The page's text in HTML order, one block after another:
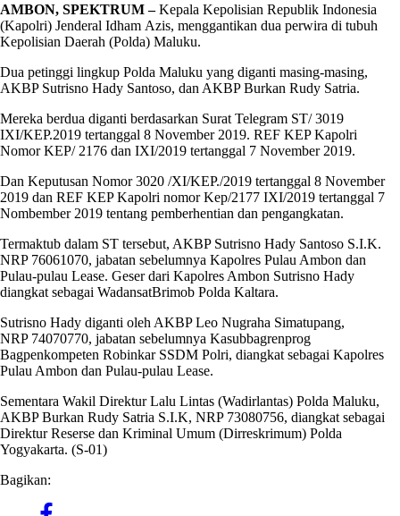
AMBON, SPEKTRUM –Kepala Kepolisian Republik Indonesia
(Kapolri) Jenderal Idham Azis, menggantikan dua perwira di tubuh
Kepolisian Daerah (Polda) Maluku.
Dua petinggi lingkup Polda Maluku yang diganti masing-masing,
AKBP Sutrisno Hady Santoso, dan AKBP Burkan Rudy Satria.
Mereka berdua diganti berdasarkan Surat Telegram ST/ 3019
IXI/KEP.2019 tertanggal 8 November 2019. REF KEP Kapolri
Nomor KEP/ 2176 dan IXI/2019 tertanggal 7 November 2019.
Dan Keputusan Nomor 3020 /XI/KEP./2019 tertanggal 8 November
2019 dan REF KEP Kapolri nomor Kep/2177 IXI/2019 tertanggal 7
Nombember 2019 tentang pemberhentian dan pengangkatan.
Termaktub dalam ST tersebut, AKBP Sutrisno Hady Santoso S.I.K.
NRP 76061070, jabatan sebelumnya Kapolres Pulau Ambon dan
Pulau-pulau Lease. Geser dari Kapolres Ambon Sutrisno Hady
diangkat sebagai WadansatBrimob Polda Kaltara.
Sutrisno Hady diganti oleh AKBP Leo Nugraha Simatupang,
NRP 74070770, jabatan sebelumnya Kasubbagrenprog
Bagpenkompeten Robinkar SSDM Polri, diangkat sebagai Kapolres
Pulau Ambon dan Pulau-pulau Lease.
Sementara Wakil Direktur Lalu Lintas (Wadirlantas) Polda Maluku,
AKBP Burkan Rudy Satria S.I.K, NRP 73080756, diangkat sebagai
Direktur Reserse dan Kriminal Umum (Dirreskrimum) Polda
Yogyakarta. (S-01)
Bagikan: